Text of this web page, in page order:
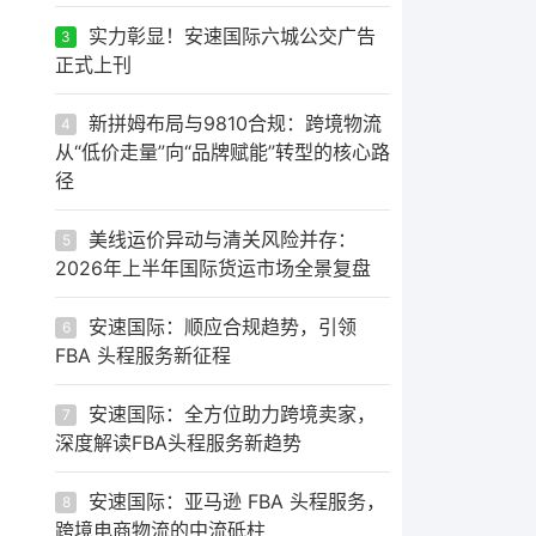
3
实力彰显！安速国际六城公交广告
正式上刊
4
新拼姆布局与9810合规：跨境物流
从“低价走量”向“品牌赋能”转型的核心路
径
5
美线运价异动与清关风险并存：
2026年上半年国际货运市场全景复盘
6
安速国际：顺应合规趋势，引领
FBA 头程服务新征程
7
安速国际：全方位助力跨境卖家，
深度解读FBA头程服务新趋势
8
安速国际：亚马逊 FBA 头程服务，
跨境电商物流的中流砥柱